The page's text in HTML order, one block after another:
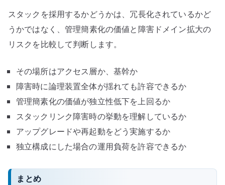
スタックを採用するかどうかは、冗長化されているかど
うかではなく、管理簡素化の価値と障害ドメイン拡大の
リスクを比較して判断します。
その場所はアクセス層か、基幹か
障害時に論理装置全体が揺れても許容できるか
管理簡素化の価値が独立性低下を上回るか
スタックリンク障害時の挙動を理解しているか
アップグレードや再起動をどう実施するか
独立構成にした場合の運用負荷を許容できるか
まとめ